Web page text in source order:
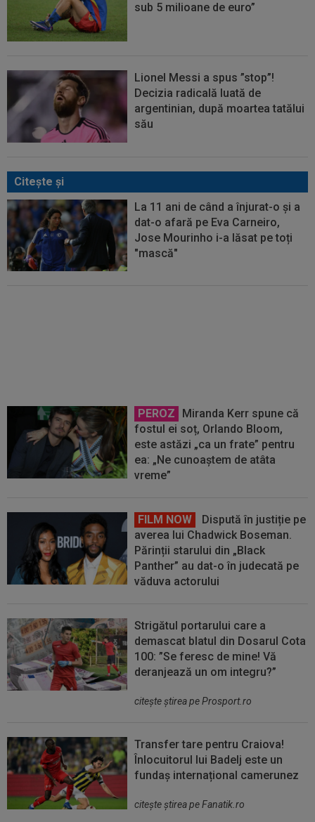
sub 5 milioane de euro”
Lionel Messi a spus ”stop”!
Decizia radicală luată de
argentinian, după moartea tatălui
său
Citeşte şi
La 11 ani de când a înjurat-o și a
dat-o afară pe Eva Carneiro,
Jose Mourinho i-a lăsat pe toți
"mască"
PEROZ
Miranda Kerr spune că
fostul ei soț, Orlando Bloom,
este astăzi „ca un frate” pentru
ea: „Ne cunoaștem de atâta
vreme”
FILM NOW
Dispută în justiție pe
averea lui Chadwick Boseman.
Părinții starului din „Black
Panther” au dat-o în judecată pe
văduva actorului
Strigătul portarului care a
demascat blatul din Dosarul Cota
100: ”Se feresc de mine! Vă
deranjează un om integru?”
citeşte ştirea pe Prosport.ro
Transfer tare pentru Craiova!
Înlocuitorul lui Badelj este un
fundaș internațional camerunez
citeşte ştirea pe Fanatik.ro